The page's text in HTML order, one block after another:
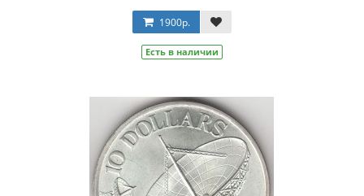
1900р.
Есть в наличии